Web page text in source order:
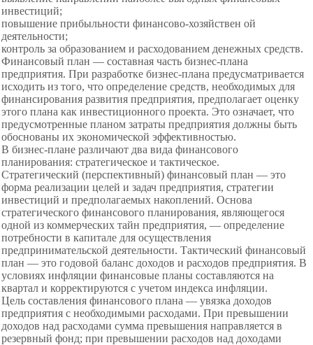
инвестиций;
повышение прибыльности финансово-хозяйствен ой
деятельности;
контроль за образованием и расходованием денежных средств.
Финансовый план — составная часть бизнес-плана
предприятия. При разработке бизнес-плана предусматривается
исходить из того, что определение средств, необходимых для
финансирования развития предприятия, предполагает оценку
этого плана как инвестиционного проекта. Это означает, что
предусмотренные планом затраты предприятия должны быть
обоснованы их экономической эффективностью.
В бизнес-плане различают два вида финансового
планирования: стратегическое и тактическое.
Стратегический (перспективный) финансовый план — это
форма реализации целей и задач предприятия, стратегии
инвестиций и предполагаемых накоплений. Основа
стратегического финансового планирования, являющегося
одной из коммерческих тайн предприятия, — определение
потребности в капитале для осуществления
предпринимательской деятельности. Тактический финансовый
план — это годовой баланс доходов и расходов предприятия. В
условиях инфляции финансовые планы составляются на
квартал и корректируются с учетом индекса инфляции.
Цель составления финансового плана — увязка доходов
предприятия с необходимыми расходами. При превышении
доходов над расходами сумма превышения направляется в
резервный фонд; при превышении расходов над доходами